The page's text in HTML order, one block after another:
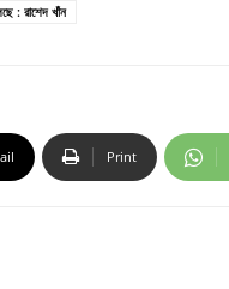
: রাশেদ খাঁন
Print